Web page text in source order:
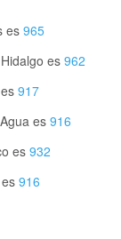
es 965
es 962
917
es 916
es 932
916